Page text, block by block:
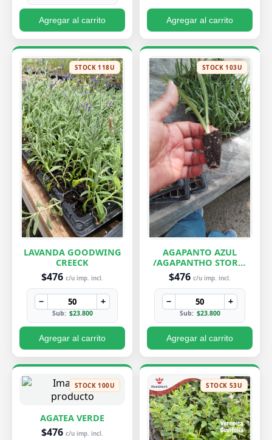
Agregar al carrito Agregar al carrito
STOCK 118U
LAVANDA GOODWING
CREECK
$476 c/u imp. incl.
− +
Sub: $23.800
Agregar al carrito
STOCK 103U
AGAPANTO AZUL
/AGAPANTHO STORM
CLOUD
$476 c/u imp. incl.
− +
Sub: $23.800
Agregar al carrito
STOCK 100U
AGATEA VERDE
$476 c/u imp. incl.
STOCK 53U